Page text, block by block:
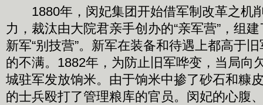
1880年，闵妃集团开始借军制改革之机
力，裁汰由大院君亲手创办的“亲军营”，组
新军“别技营”。新军在装备和待遇上都高于
的不满。1882年，为防止旧军哗变，当局向
城驻军发放饷米。由于饷米中掺了砂石和糠
的士兵殴打了管理粮库的官员。闵妃的心腹